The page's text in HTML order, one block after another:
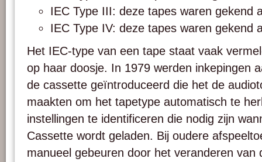
IEC Type III: deze tapes waren gekend
IEC Type IV: deze tapes waren gekend
Het IEC-type van een tape staat vaak
op haar doosje. In 1979 werden inkepingen
de cassette geïntroduceerd die het de
maakten om het tapetype automatisch te
instellingen te identificeren die nodig zijn
Cassette wordt geladen. Bij oudere
manueel gebeuren door het veranderen van